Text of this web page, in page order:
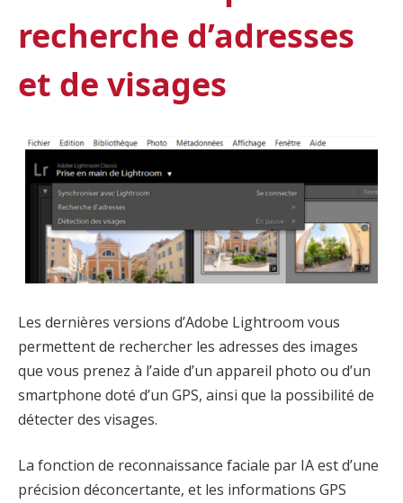
recherche d’adresses
et de visages
Les dernières versions d’Adobe Lightroom vous
permettent de rechercher les adresses des images
que vous prenez à l’aide d’un appareil photo ou d’un
smartphone doté d’un GPS, ainsi que la possibilité de
détecter des visages.
La fonction de reconnaissance faciale par IA est d’une
précision déconcertante, et les informations GPS